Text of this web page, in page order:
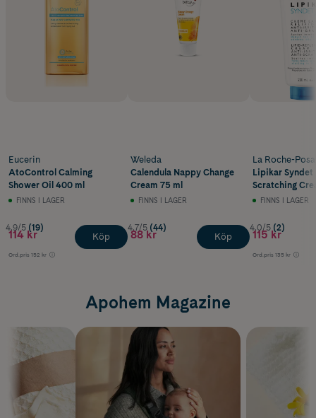
Eucerin
AtoControl Calming
Shower Oil 400 ml
FINNS I LAGER
4.9/5 (19)
114 kr
Ord.pris 152 kr
Köp
Weleda
Calendula Nappy Change
Cream 75 ml
FINNS I LAGER
4.7/5 (44)
88 kr Köp
La Roche-
Lipikar
Scratching
200 ml
FINNS I LAGER
4.0/5 (2)
115 kr
Ord.pris 135 kr
Apohem Magazine